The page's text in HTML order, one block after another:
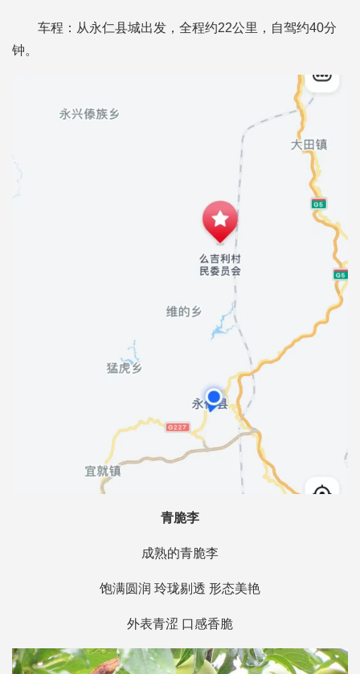
车程：从永仁县城出发，全程约22公里，自驾约40分
钟。
青脆李
成熟的青脆李
饱满圆润 玲珑剔透 形态美艳
外表青涩 口感香脆